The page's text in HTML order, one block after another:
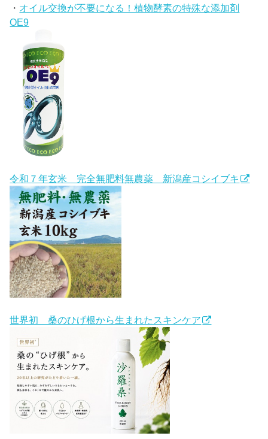
・ オイル交換が不要になる！植物酵素の特殊な添加剤
OE9
令和７年玄米 完全無肥料無農薬 新潟産コシイブキ
世界初 桑のひげ根から生まれたスキンケア